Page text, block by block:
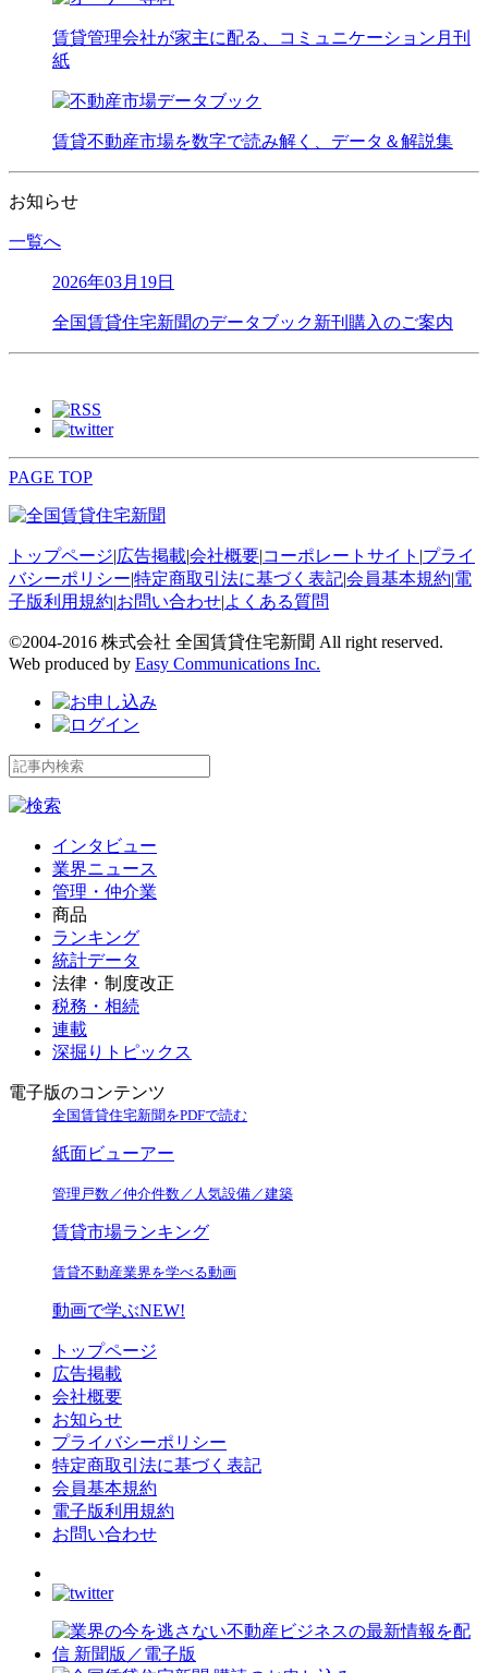
賃貸管理会社が家主に配る、コミュニケーション月刊
紙
賃貸不動産市場を数字で読み解く、データ＆解説集
お知らせ
一覧へ
2026年03月19日
全国賃貸住宅新聞のデータブック新刊購入のご案内
PAGE TOP
トップページ|広告掲載|会社概要|コーポレートサイト |プライ
バシーポリシー|特定商取引法に基づく表記|会員基本規約|電
子版利用規約|お問い合わせ|よくある質問
©2004-2016 株式会社 全国賃貸住宅新聞 All right reserved.
Web produced by Easy Communications Inc.
インタビュー
業界ニュース
管理・仲介業
商品
ランキング
統計データ
法律・制度改正
税務・相続
連載
深掘りトピックス
電子版のコンテンツ
全国賃貸住宅新聞をPDFで読む
紙面ビューアー
管理戸数／仲介件数／人気設備／建築
賃貸市場ランキング
賃貸不動産業界を学べる動画
動画で学ぶNEW!
トップページ
広告掲載
会社概要
お知らせ
プライバシーポリシー
特定商取引法に基づく表記
会員基本規約
電子版利用規約
お問い合わせ